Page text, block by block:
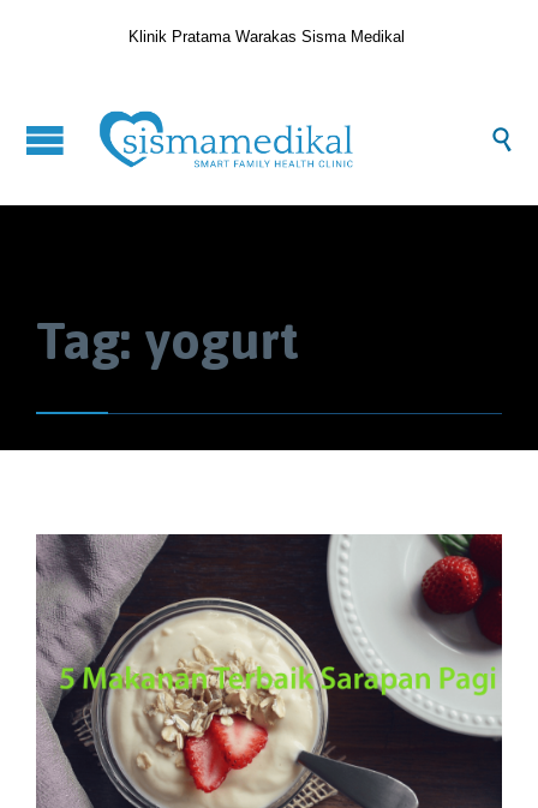
Klinik Pratama Warakas Sisma Medikal

Tag: yogurt